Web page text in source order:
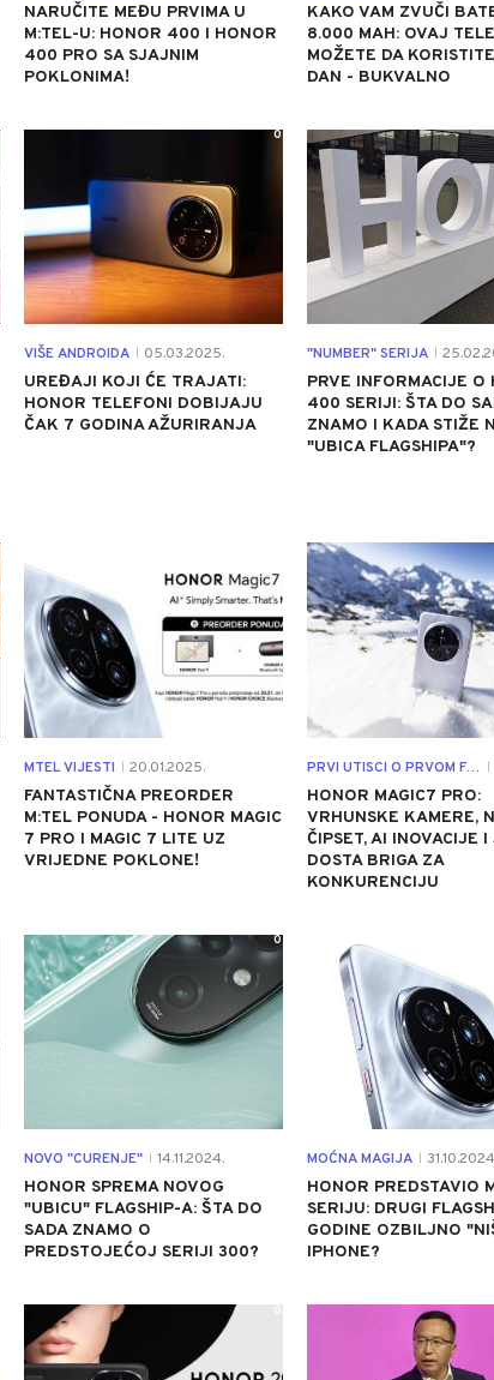
NARUČITE MEĐU PRVIMA U
M:TEL-U: HONOR 400 I HONOR
400 PRO SA SJAJNIM
POKLONIMA!
KAKO VAM ZVUČI
8.000 MAH: OVAJ
MOŽETE DA
DAN - BUKVALNO
VIŠE ANDROIDA 05.03.2025.
UREĐAJI KOJI ĆE TRAJATI:
HONOR TELEFONI DOBIJAJU
ČAK 7 GODINA AŽURIRANJA
0
"NUMBER" SERIJA
PRVE INFORMACIJE O
400 SERIJI: ŠTA DO
ZNAMO I KADA STIŽE
"UBICA FLAGSHIPA"?
MTEL VIJESTI 20.01.2025.
FANTASTIČNA PREORDER
M:TEL PONUDA - HONOR MAGIC
7 PRO I MAGIC 7 LITE UZ
VRIJEDNE POKLONE!
PRVI UTISCI O PRVOM FLAGSHIPU 2025.
HONOR MAGIC7 PRO:
VRHUNSKE KAMERE,
ČIPSET, AI INOVACIJE I
DOSTA BRIGA ZA
KONKURENCIJU
NOVO "CURENJE" 14.11.2024.
HONOR SPREMA NOVOG
"UBICU" FLAGSHIP-A: ŠTA DO
SADA ZNAMO O
PREDSTOJEĆOJ SERIJI 300?
0
MOĆNA MAGIJA
HONOR PREDSTAVIO
SERIJU: DRUGI
GODINE OZBILJNO
IPHONE?